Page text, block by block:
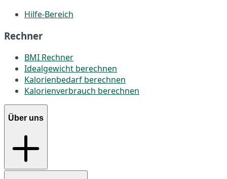
Hilfe-Bereich
Rechner
BMI Rechner
Idealgewicht berechnen
Kalorienbedarf berechnen
Kalorienverbrauch berechnen
Über uns